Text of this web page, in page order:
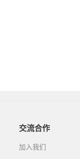
交流合作
加入我们